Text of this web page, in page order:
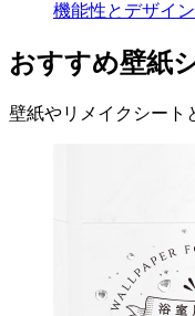
機能性とデザイ
おすすめ壁紙
壁紙やリメイクシート